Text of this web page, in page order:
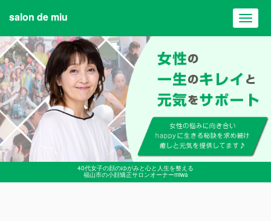
40代女子の顔のゆがみと心と人生を整える
福山市の小顔矯正サロンオーナーmiwa
salon de miu